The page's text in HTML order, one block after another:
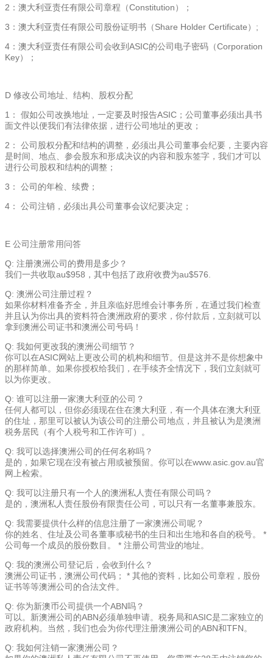
2：澳大利亚责任有限公司章程（Constitution）；
3：澳大利亚责任有限公司股份证明书（Share Holder Certificate）;
4：澳大利亚责任有限公司会收到ASIC的公司电子密码（Corporation
Key）；
D 修改公司地址、结构、股权分配
1： 假如公司改换地址，一定要及时报告ASIC；公司董事必须出具书
面文件以便我们有法律依据，进行公司地址的更改；
2： 公司股权分配和结构的调整，必须出具公司董事会纪要，主要内容
是时间、地点、参会股东和形成决议的内容和股东签字，我们才可以
进行公司股权和结构的调整；
3： 公司的年检、续费；
4： 公司注销，必须出具公司董事会议纪要决定；
E 公司注册常用问答
Q: 注册澳洲公司的费用是多少？
我们一共收取au$958，其中包括了政府收费为au$576.
Q: 澳洲公司注册过程？
如果你材料准备齐全，并且亲临好思维会计事务所，在通过我们检查
并且认为你出具的资料符合澳洲政府的要求，你付款后，立刻就可以
拿到澳洲公司证书和澳洲公司号码！
Q: 我如何更改我的澳洲公司细节？
你可以在ASIC网站上更改公司的机构和细节。但是这并不是你想象中
的那样简单。如果你授权给我们，在手续齐全情况下，我们立刻就可
以为你更改。
Q: 谁可以注册一家澳大利亚的公司？
任何人都可以，但你必须现在住在澳大利亚，有一个具体在澳大利亚
的住址，那里可以被认为该公司的注册公司地点，并且被认为是澳洲
税务居民（有个人税号和工作许可）。
Q: 我可以选择澳洲公司的任何名称吗？
是的，如果它现在没有被占用或被预留。你可以在www.asic.gov.au官
网上检索。
Q: 我可以注册只有一个人的澳洲私人责任有限公司吗？
是的，澳洲私人责任股份有限责任公司，可以只有一名董事兼股东。
Q: 我需要提供什么样的信息注册了一家澳洲公司呢？
你的姓名、住址及公司各董事或秘书的生日和出生地和各自的税号。 *
公司每一个成员的股份数目。 * 注册公司营业的地址。
Q: 我的澳洲公司登记后，会收到什么？
澳洲公司证书，澳洲公司代码； * 其他的资料，比如公司章程，股份
证书等等澳洲公司的合法文件。
Q: 你为新澳币公司提供一个ABN吗？
可以。新澳洲公司的ABN必须单独申请。税务局和ASIC是二家独立的
政府机构。当然，我们也会为你代理注册澳洲公司的ABN和TFN。
Q: 我如何注销一家澳洲公司？